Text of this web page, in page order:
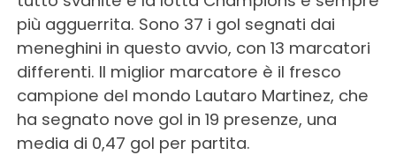
più agguerrita. Sono 37 i gol segnati dai
meneghini in questo avvio, con 13 marcatori
differenti. Il miglior marcatore è il fresco
campione del mondo Lautaro Martinez, che
ha segnato nove gol in 19 presenze, una
media di 0,47 gol per partita.